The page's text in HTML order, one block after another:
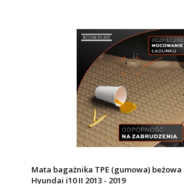
Mata bagażnika TPE (gumowa) beżowa
Hyundai i10 II 2013 - 2019